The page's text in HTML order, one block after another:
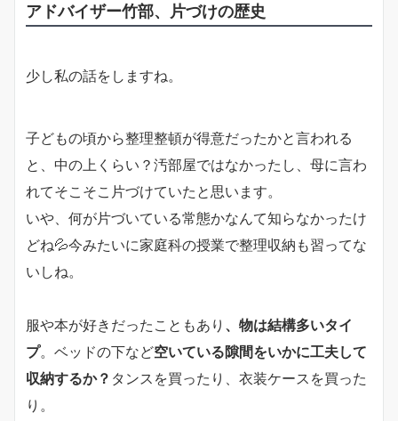
アドバイザー竹部、片づけの歴史
少し私の話をしますね。
子どもの頃から整理整頓が得意だったかと言われる
と、中の上くらい？汚部屋ではなかったし、母に言わ
れてそこそこ片づけていたと思います。
いや、何が片づいている常態かなんて知らなかったけ
どね💦今みたいに家庭科の授業で整理収納も習ってな
いしね。
服や本が好きだったこともあり 、物は結構多いタイ
プ。ベッドの下など空いている隙間をいかに工夫して
収納するか？ タンスを買ったり、衣装ケースを買った
り。